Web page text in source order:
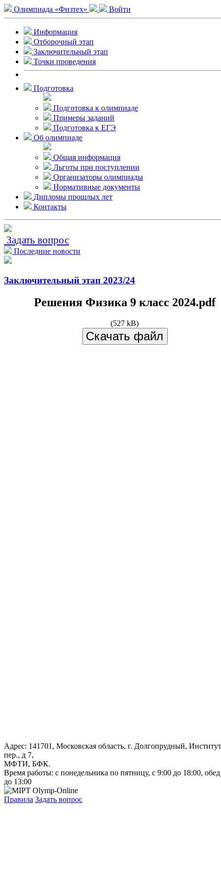
Олимпиада «Физтех» Войти
Информация
Отборочный этап
Заключительный этап
Точки проведения
Подготовка
Подготовка к олимпиаде
Примеры заданий
Подготовка к ЕГЭ
Об олимпиаде
Общая информация
Льготы при поступлении
Организаторы олимпиады
Нормативные документы
Дипломы прошлых лет
Контакты
Задать вопрос
Последние новости
Заключительный этап 2023/24
Решения Физика 9 класс 2024.pdf
(527 kB)
Скачать файл
Адрес: 141701, Московская область, г. Долгопрудный,
пер., д 7,
МФТИ, БФК.
Время работы: с понедельника по пятницу, с 9:00 до 18:00,
до 13:00
Правила Задать вопрос